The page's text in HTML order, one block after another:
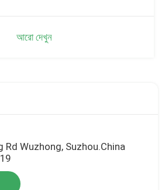
আরো দেখুন
Rd Wuzhong, Suzhou.China